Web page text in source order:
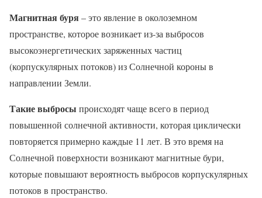
Магнитная буря– это явление в околоземном
пространстве, которое возникает из-за выбросов
высокоэнергетических заряженных частиц
(корпускулярных потоков) из Солнечной короны в
направлении Земли.
Такие выбросы происходят чаще всего в период
повышенной солнечной активности, которая циклически
повторяется примерно каждые 11 лет. В это время на
Солнечной поверхности возникают магнитные бури,
которые повышают вероятность выбросов корпускулярных
потоков в пространство.